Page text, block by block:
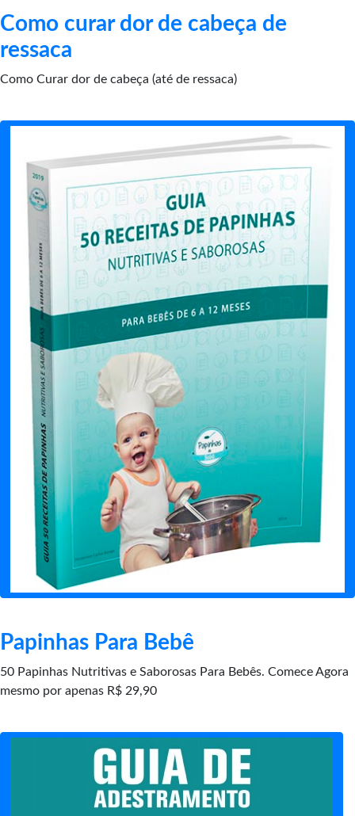
Como curar dor de cabeça de
ressaca
Como Curar dor de cabeça (até de ressaca)
Papinhas Para Bebê
50 Papinhas Nutritivas e Saborosas Para Bebês. Comece Agora
mesmo por apenas R$ 29,90